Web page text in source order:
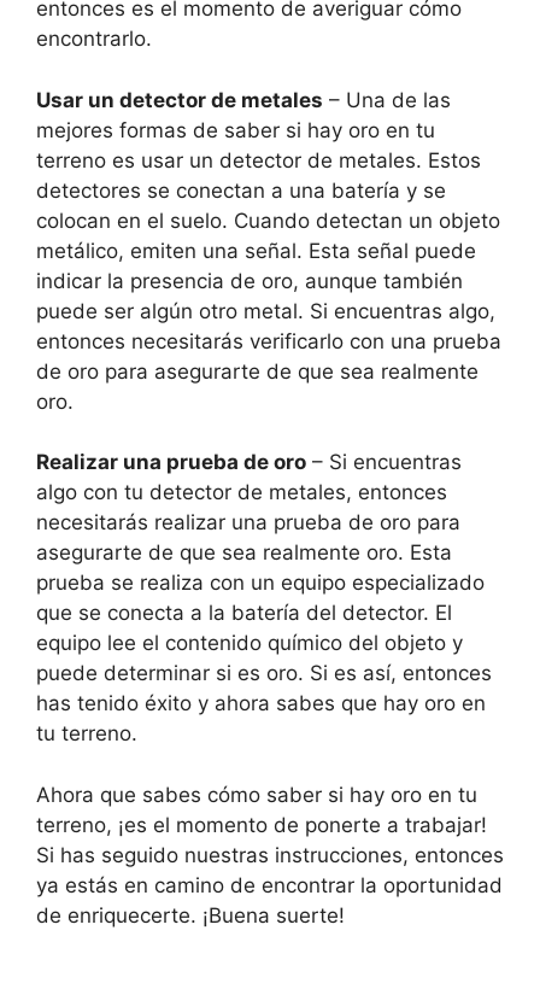
entonces es el momento de averiguar cómo
encontrarlo.
Usar un detector de metales – Una de las
mejores formas de saber si hay oro en tu
terreno es usar un detector de metales. Estos
detectores se conectan a una batería y se
colocan en el suelo. Cuando detectan un objeto
metálico, emiten una señal. Esta señal puede
indicar la presencia de oro, aunque también
puede ser algún otro metal. Si encuentras algo,
entonces necesitarás verificarlo con una prueba
de oro para asegurarte de que sea realmente
oro.
Realizar una prueba de oro – Si encuentras
algo con tu detector de metales, entonces
necesitarás realizar una prueba de oro para
asegurarte de que sea realmente oro. Esta
prueba se realiza con un equipo especializado
que se conecta a la batería del detector. El
equipo lee el contenido químico del objeto y
puede determinar si es oro. Si es así, entonces
has tenido éxito y ahora sabes que hay oro en
tu terreno.
Ahora que sabes cómo saber si hay oro en tu
terreno, ¡es el momento de ponerte a trabajar!
Si has seguido nuestras instrucciones, entonces
ya estás en camino de encontrar la oportunidad
de enriquecerte. ¡Buena suerte!